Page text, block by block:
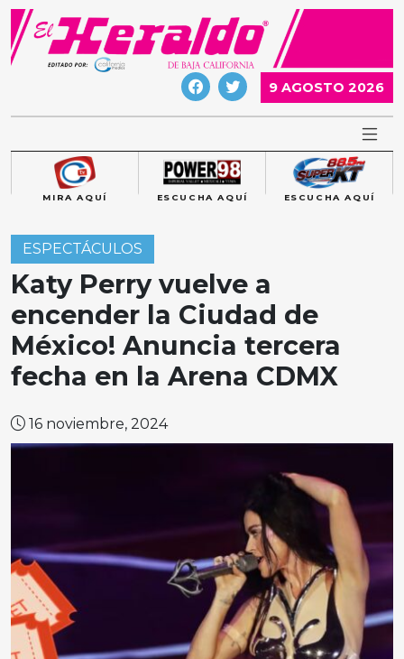
Skip
content
9 AGOSTO 2026
MIRA AQUÍ ESCUCHA AQUÍ ESCUCHA AQUÍ
ESPECTÁCULOS
Katy Perry vuelve a
encender la Ciudad de
México! Anuncia tercera
fecha en la Arena CDMX
16 noviembre, 2024